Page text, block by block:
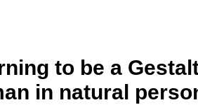
to be a
in natural